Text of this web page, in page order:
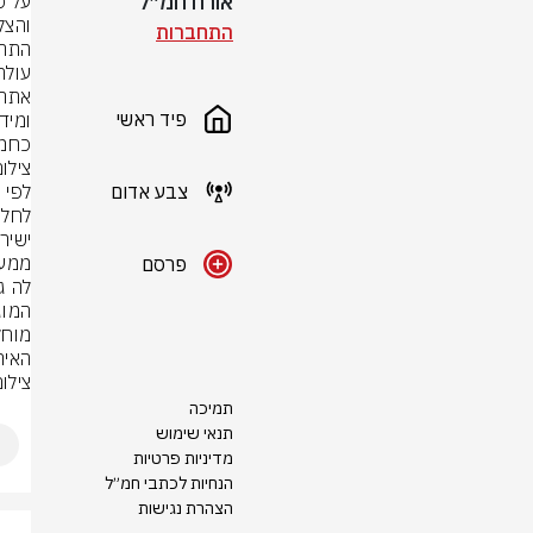
התחברות
פיד ראשי
צבע אדום
פרסם
תמיכה
תנאי שימוש
מדיניות פרטיות
הנחיות לכתבי חמ״ל
הצהרת נגישות